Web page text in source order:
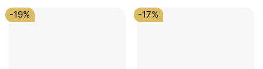
-19% -17%